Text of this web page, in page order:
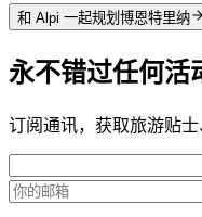
和 Alpi 一起规划博恩特里纳
永不错过任何活
订阅通讯，获取旅游贴士